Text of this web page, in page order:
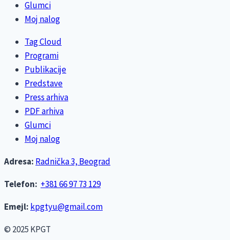
Glumci
Moj nalog
Tag Cloud
Programi
Publikacije
Predstave
Press arhiva
PDF arhiva
Glumci
Moj nalog
Adresa: Radnička 3, Beograd
Telefon: +381 66 97 73 129
Emejl: kpgtyu@gmail.com
© 2025 KPGT